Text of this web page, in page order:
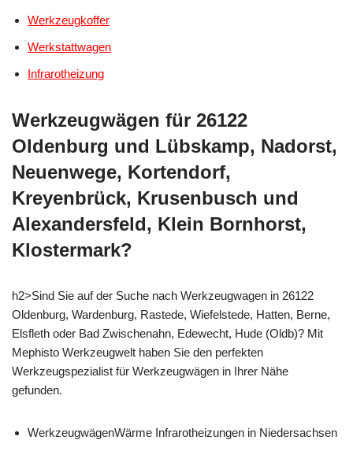
Werkzeugkoffer
Werkstattwagen
Infrarotheizung
Werkzeugwägen für 26122
Oldenburg und Lübskamp, Nadorst,
Neuenwege, Kortendorf,
Kreyenbrück, Krusenbusch und
Alexandersfeld, Klein Bornhorst,
Klostermark?
h2>Sind Sie auf der Suche nach Werkzeugwagen in 26122
Oldenburg, Wardenburg, Rastede, Wiefelstede, Hatten, Berne,
Elsfleth oder Bad Zwischenahn, Edewecht, Hude (Oldb)? Mit
Mephisto Werkzeugwelt haben Sie den perfekten
Werkzeugspezialist für Werkzeugwägen in Ihrer Nähe
gefunden.
WerkzeugwägenWärme Infrarotheizungen in Niedersachsen